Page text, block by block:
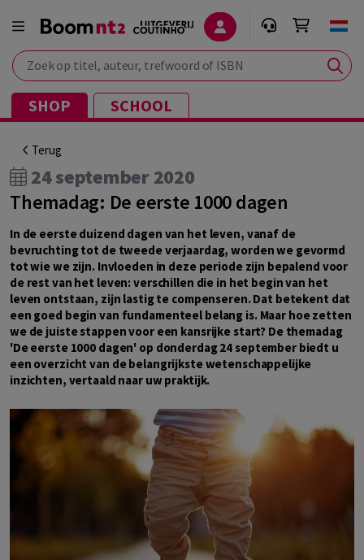
Zoek op titel, auteur, trefwoord of ISBN
SHOP SCHOOL
Terug
24 september 2020
Themadag: De eerste 1000 dagen
In de eerste duizend dagen van het leven, vanaf de
bevruchting tot de tweede verjaardag, worden we gevormd
tot wie we zijn. Invloeden in deze periode zijn bepalend voor
de rest van het leven: verschillen die in het begin van het
leven ontstaan, zijn lastig te compenseren. Dat betekent dat
een goed begin van fundamenteel belang is. Maar hoe zetten
we de juiste stappen voor een kansrijke start? De themadag
'De eerste 1000 dagen' op donderdag 24 september biedt u
een overzicht van de belangrijkste wetenschappelijke
inzichten, vertaald naar uw praktijk.